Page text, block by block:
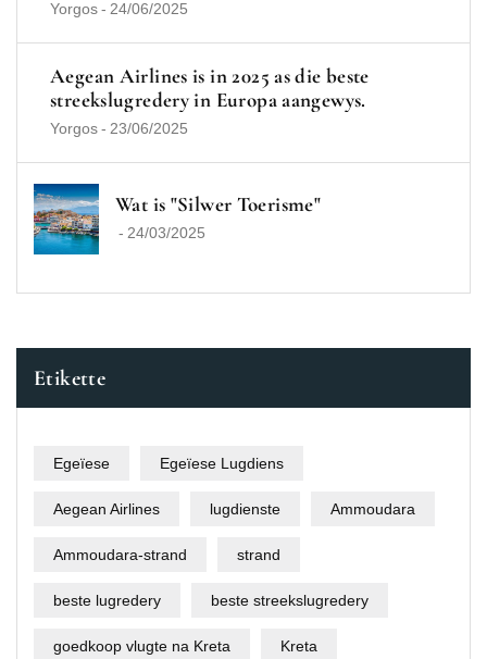
Yorgos- 24/06/2025
Aegean Airlines is in 2025 as die beste
streekslugredery in Europa aangewys.
Yorgos- 23/06/2025
Wat is "Silwer Toerisme"
- 24/03/2025
Etikette
Egeïese Egeïese Lugdiens
Aegean Airlines lugdienste Ammoudara
Ammoudara-strand strand
beste lugredery beste streekslugredery
goedkoop vlugte na Kreta Kreta